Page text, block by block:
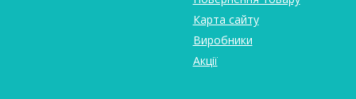
Карта сайту
Виробники
Акції